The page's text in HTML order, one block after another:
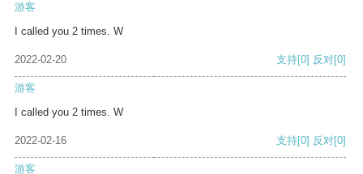
游客
I called you 2 times. W
2022-02-20 支持[0] 反对[0]
游客
I called you 2 times. W
2022-02-16 支持[0] 反对[0]
游客